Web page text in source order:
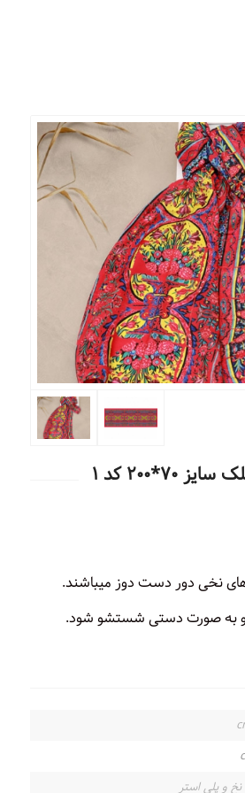
کد ۱
نخی دور دست دوز میباشند.
و به صورت دستی شستشو شود.
و پلی استر